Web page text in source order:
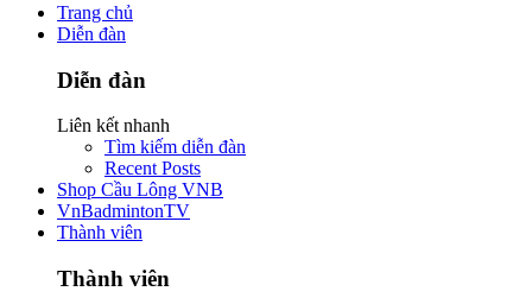
Trang chủ
Diễn đàn
Diễn đàn
Liên kết nhanh
Tìm kiếm diễn đàn
Recent Posts
Shop Cầu Lông VNB
VnBadmintonTV
Thành viên
Thành viên